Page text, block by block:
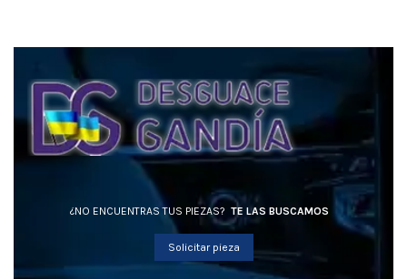
¿NO ENCUENTRAS TUS PIEZAS? TE LAS BUSCAMOS
Solicitar pieza